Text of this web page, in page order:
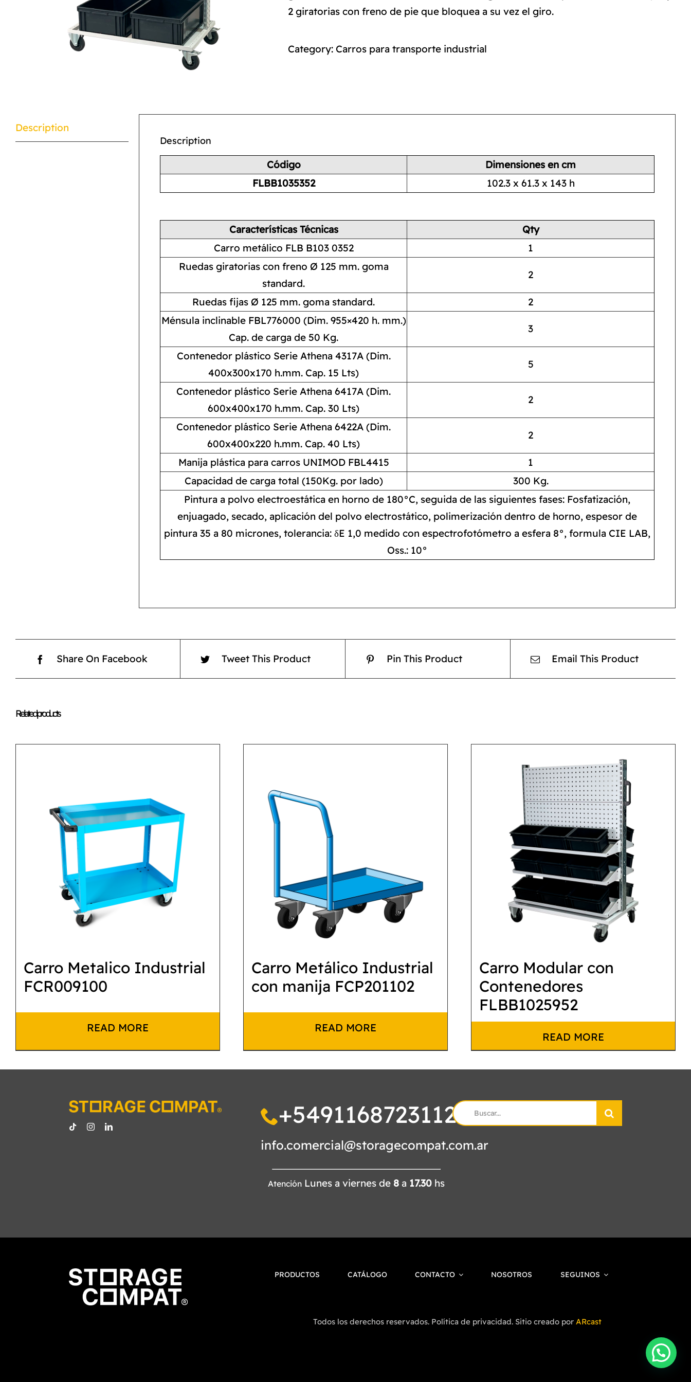
2 giratorias con freno de pie que bloquea a su vez el giro.
Category: Carros para transporte industrial
Description
Description
Código
Dimensiones en cm
FLBB1035352
102.3 x 61.3 x 143 h
Características Técnicas
Qty
Carro metálico FLB B103 0352
1
Ruedas giratorias con freno Ø 125 mm. goma
standard.
2
Ruedas fijas Ø 125 mm. goma standard.
2
Ménsula inclinable FBL776000 (Dim. 955×420 h. mm.)
Cap. de carga de 50 Kg.
3
Contenedor plástico Serie Athena 4317A (Dim.
400x300x170 h.mm. Cap. 15 Lts)
5
Contenedor plástico Serie Athena 6417A (Dim.
600x400x170 h.mm. Cap. 30 Lts)
2
Contenedor plástico Serie Athena 6422A (Dim.
600x400x220 h.mm. Cap. 40 Lts)
2
Manija plástica para carros UNIMOD FBL4415
1
Capacidad de carga total (150Kg. por lado)
300 Kg.
Pintura a polvo electroestática en horno de 180°C, seguida de las siguientes fases: Fosfatización,
enjuagado, secado, aplicación del polvo electrostático, polimerización dentro de horno, espesor de
pintura 35 a 80 micrones, tolerancia: δE 1,0 medido con espectrofotómetro a esfera 8°, formula CIE LAB,
Oss.: 10°
Share On Facebook Tweet This Product Pin This Product Email This Product
Related products
Carro Metalico Industrial
FCR009100
READ MORE
Carro Metálico Industrial
con manija FCP201102
READ MORE
Carro Modular con
Contenedores
FLBB1025952
READ MORE
+5491168723112
info.comercial@storagecompat.com.ar
Atención Lunes a viernes de 8 a 17.30 hs
Search
for:
PRODUCTOS CATÁLOGO CONTACTO NOSOTROS SEGUINOS
Todos los derechos reservados. Política de privacidad. Sitio creado por ARcast